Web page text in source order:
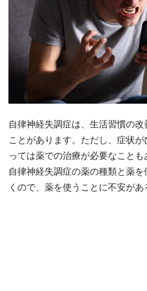
自律神経失調症は、生活習慣の
ことがあります。ただし、症状
っては薬での治療が必要なことも
自律神経失調症の薬の種類と薬
くので、薬を使うことに不安があ